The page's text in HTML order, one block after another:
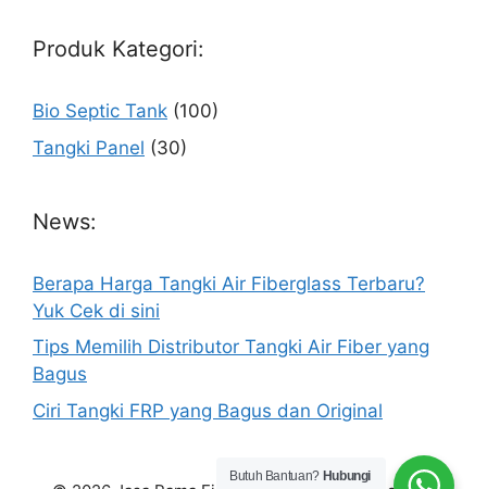
Produk Kategori:
Bio Septic Tank (100)
Tangki Panel (30)
News:
Berapa Harga Tangki Air Fiberglass Terbaru?
Yuk Cek di sini
Tips Memilih Distributor Tangki Air Fiber yang
Bagus
Ciri Tangki FRP yang Bagus dan Original
Butuh Bantuan? Hubungi